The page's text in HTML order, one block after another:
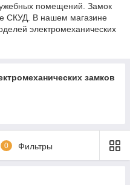
помещений. Замок
СКУД. В нашем магазине
электромеханических
замков
0 Фильтры